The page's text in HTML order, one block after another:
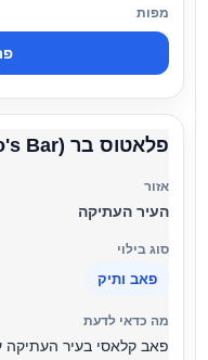
פלאטוס בר (Plato's Bar)
העיר העתיקה
פאב ותיק
פאב קלאסי בעיר העתיקה